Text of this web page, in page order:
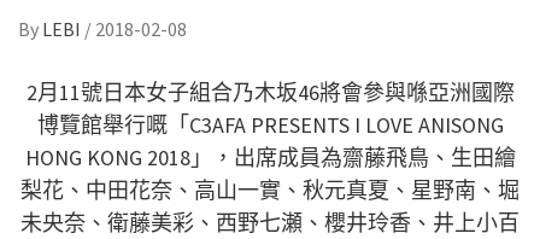
By LEBI / 2018-02-08
2月11號日本女子組合乃木坂46將會參與喺亞洲國際
博覽館舉行嘅「C3AFA PRESENTS I LOVE ANISONG
HONG KONG 2018」，出席成員為齋藤飛鳥、生田繪
梨花、中田花奈、高山一實、秋元真夏、星野南、堀
未央奈、衛藤美彩、西野七瀬、櫻井玲香、井上小百